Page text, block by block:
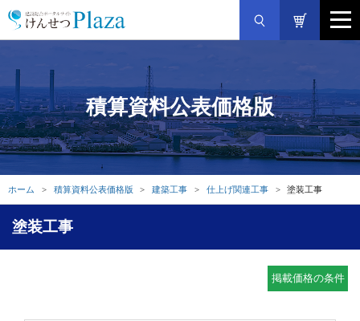
積算資料公表価格版
ホーム 積算資料公表価格版 建築工事 仕上げ関連工事 塗装工事
塗装工事
掲載価格の条件